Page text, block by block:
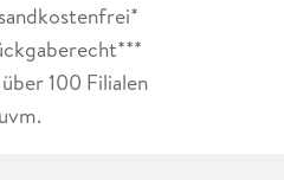
100 Filialen
uvm.